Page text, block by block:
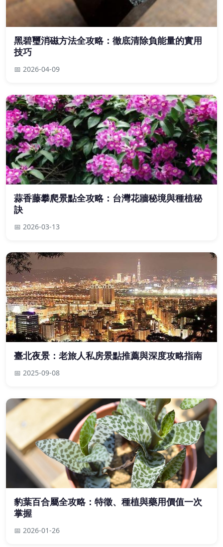
黑碧璽消磁方法全攻略：徹底清除負能量的實用
技巧
📅 2026-04-09
蒜香藤攀爬景點全攻略：台灣花牆秘境與種植秘
訣
📅 2026-03-13
臺北夜景：老旅人私房景點推薦與深度攻略指南
📅 2025-09-08
豹葉百合屬全攻略：特徵、種植與藥用價值一次
掌握
📅 2026-01-26